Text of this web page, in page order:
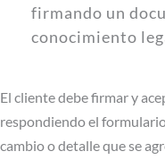
firmando un
conocimiento
El cliente debe firmar y
respondiendo el
cambio o detalle que se